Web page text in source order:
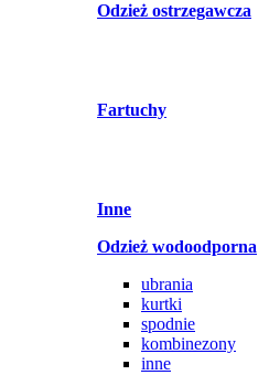
Odzież ostrzegawcza
Fartuchy
Inne
Odzież wodoodporna
ubrania
kurtki
spodnie
kombinezony
inne